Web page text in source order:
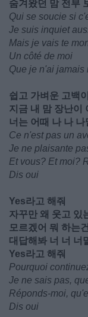
숨겨왔던 맘 전부
Qui se soucie si
Je suis inquiet
Mais je vais te
Un côté de moi
Que je n'ai jamais
쉽고 가벼운 고백
지금 내 맘 장난이
너는 어때 나 나
Ce n'est pas un
Je ne plaisante
Et vous? Et moi?
Dis oui
Yes라고 해줘
자꾸만 왜 웃고 있
모르겠어 뭐 하는건
대답해봐 너 너 너
Yes라고 해줘
Pourquoi
Je ne sais pas,
Réponds-moi,
Dis oui